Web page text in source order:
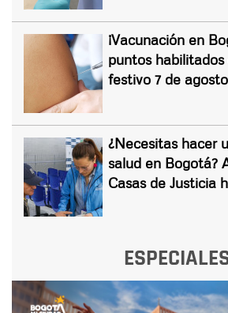
¡Vacunación en
puntos
festivo 7 de agosto
¿Necesitas hacer
salud en Bogotá?
Casas de Justicia